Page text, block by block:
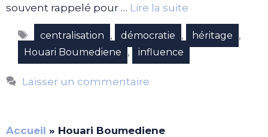
souvent rappelé pour … Lire la suite
Étiquettes
centralisation , démocratie , héritage ,
Houari Boumediene , influence
Laisser un commentaire
Accueil » Houari Boumediene